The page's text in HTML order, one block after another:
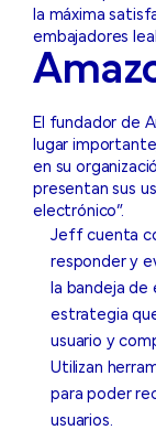
la máxima
embajadores
El fundador de
lugar
en su
presentan sus
electrónico”.
Jeff cuenta
responder y
la bandeja de
estrategia
usuario y
Utilizan
para poder
usuarios.